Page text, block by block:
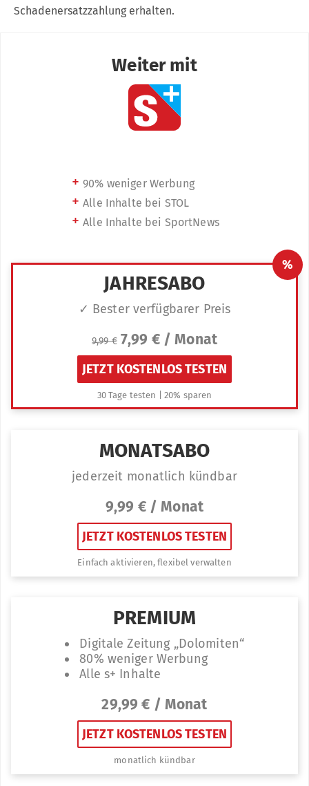
Schadenersatzzahlung erhalten.